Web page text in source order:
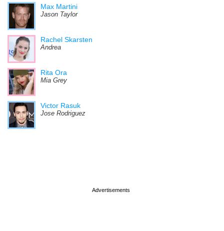
Max Martini
Jason Taylor
Rachel Skarsten
Andrea
Rita Ora
Mia Grey
Victor Rasuk
Jose Rodriguez